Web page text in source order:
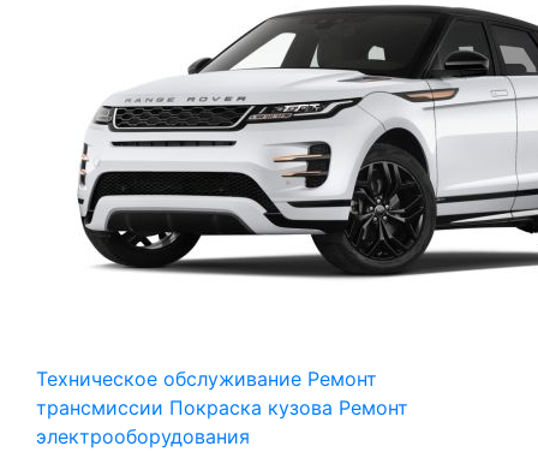
Техническое обслуживание Ремонт
трансмиссии Покраска кузова Ремонт
электрооборудования